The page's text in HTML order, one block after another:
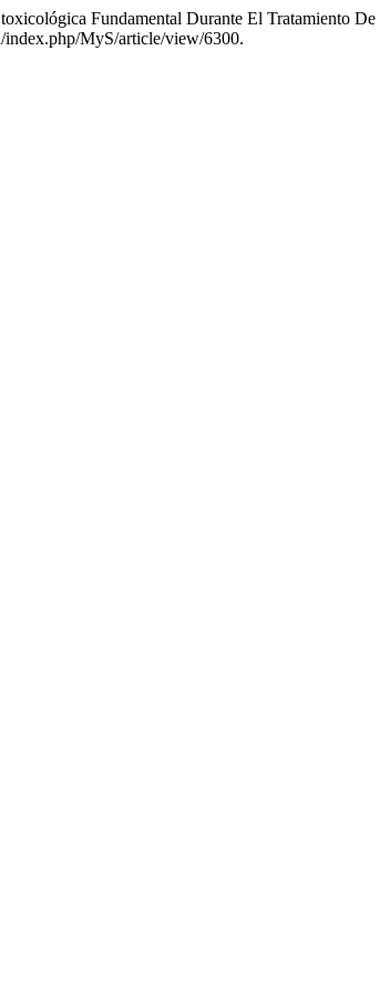
Fundamental Durante El Tratamiento De
index.php/MyS/article/view/6300.